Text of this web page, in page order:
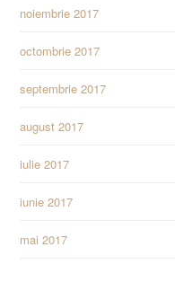
noiembrie 2017
octombrie 2017
septembrie 2017
august 2017
iulie 2017
iunie 2017
mai 2017